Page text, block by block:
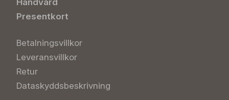
Handvård
Presentkort
Betalningsvillkor
Leveransvillkor
Retur
Dataskyddsbeskrivning